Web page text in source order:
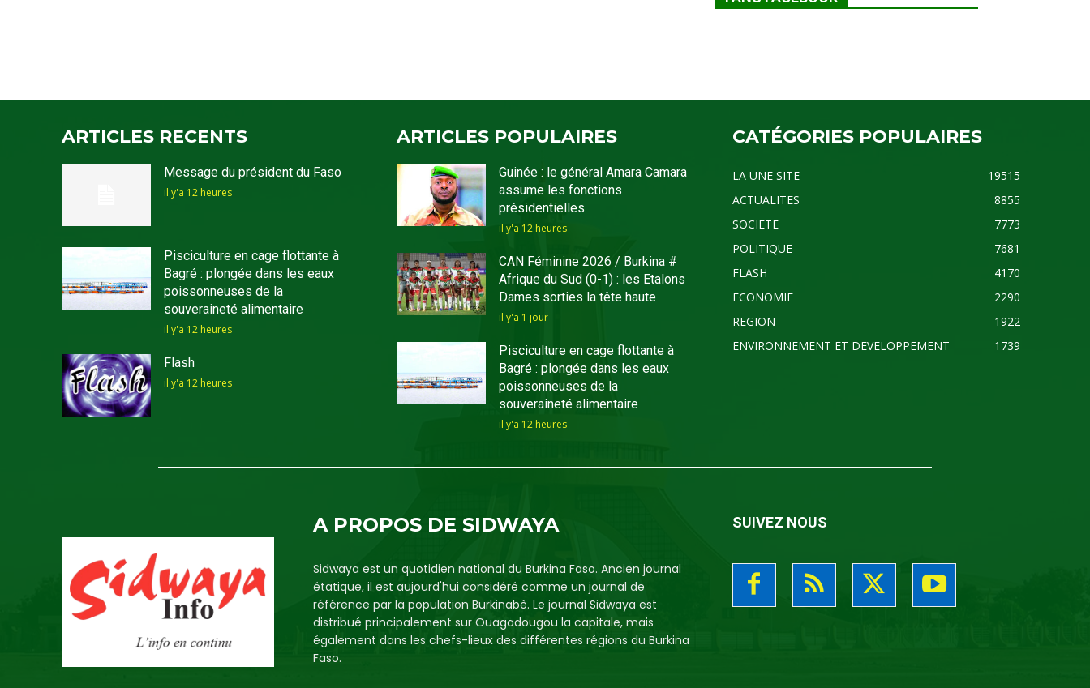
ARTICLES RECENTS
Message du président du Faso
il y'a 12 heures
Pisciculture en cage flottante à
Bagré : plongée dans les eaux
poissonneuses de la
souveraineté alimentaire
il y'a 12 heures
Flash
il y'a 12 heures
ARTICLES POPULAIRES
Guinée : le général Amara Camara
assume les fonctions
présidentielles
il y'a 12 heures
CAN Féminine 2026 / Burkina #
Afrique du Sud (0-1) : les Etalons
Dames sorties la tête haute
il y'a 1 jour
Pisciculture en cage flottante à
Bagré : plongée dans les eaux
poissonneuses de la
souveraineté alimentaire
il y'a 12 heures
CATÉGORIES POPULAIRES
LA UNE SITE
19515
ACTUALITES
8855
SOCIETE
7773
POLITIQUE
7681
FLASH
4170
ECONOMIE
2290
REGION
1922
ENVIRONNEMENT ET DEVELOPPEMENT
1739
A PROPOS DE SIDWAYA
Sidwaya est un quotidien national du Burkina Faso. Ancien journal
étatique, il est aujourd'hui considéré comme un journal de
référence par la population Burkinabè. Le journal Sidwaya est
distribué principalement sur Ouagadougou la capitale, mais
également dans les chefs-lieux des différentes régions du Burkina
Faso.
SUIVEZ NOUS